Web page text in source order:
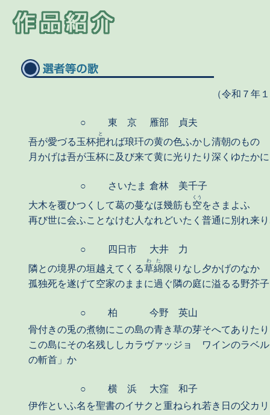
（令和７
○ 東 京
雁部 貞夫
吾が愛づる玉杯把
と
れば琅玕の黄の色ふかし清朝のもの
月かげは吾が玉杯に及び来て黄に光りたり深くゆたかに
○ さいたま 倉林 美千子
大木を覆ひつくして葛の蔓なほ幾筋も空
くう
をさまよふ
再び世に会ふことなけむ人なれどいたく普通に別れ来
○ 四日市
大井 力
隣との境界の垣越えてくる草綿
わた
限りなし夕かげのなか
孤独死を遂げて空家のままに過ぐ隣の庭に溢るる野芥子
○ 柏
今野 英山
骨付きの兎の煮物にこの島の青き草の芽そへてありたり
この島にその名残ししカラヴァッジョ ワインのラベ
の斬首」か
○ 横 浜
大窪 和子
伊作といふ名を聖書のイサクと重ねられ若き日の父カ